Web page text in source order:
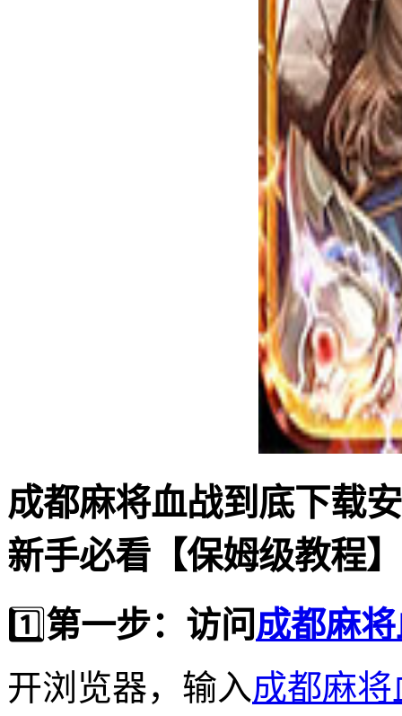
成都麻将血战到底下载
新手必看【保姆级教程
1️⃣第一步：访问成都麻
开浏览器，输入成都麻